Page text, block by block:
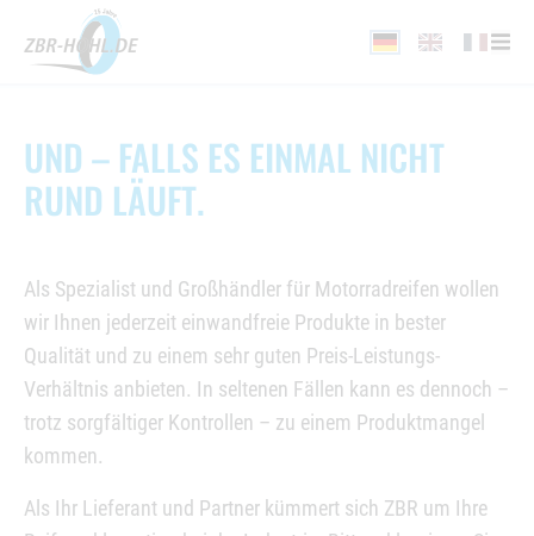
UND – FALLS ES EINMAL NICHT
RUND LÄUFT.
Als Spezialist und Großhändler für Motorradreifen wollen
wir Ihnen jederzeit einwandfreie Produkte in bester
Qualität und zu einem sehr guten Preis-Leistungs-
Verhältnis anbieten. In seltenen Fällen kann es dennoch –
trotz sorgfältiger Kontrollen – zu einem Produktmangel
kommen.
Als Ihr Lieferant und Partner kümmert sich ZBR um Ihre